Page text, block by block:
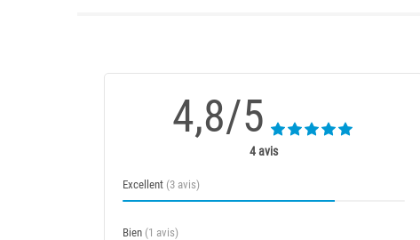
4,8/5
4 avis
Excellent (3 avis)
Bien (1 avis)